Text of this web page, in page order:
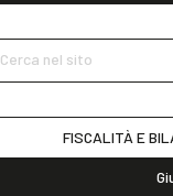
Cerca nel sito
FISCALITÀ E